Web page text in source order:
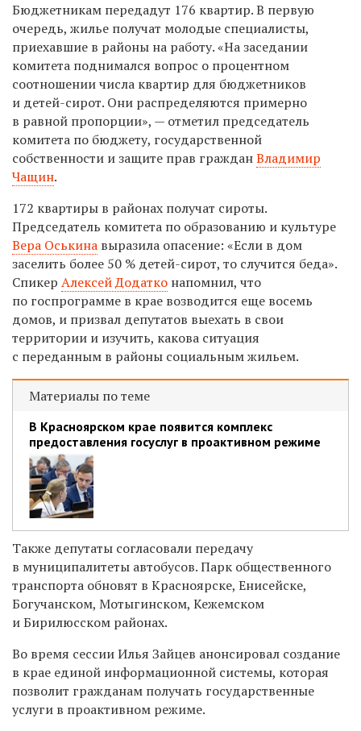
Бюджетникам передадут 176 квартир. В первую
очередь, жилье получат молодые специалисты,
приехавшие в районы на работу. «На заседании
комитета поднимался вопрос о процентном
соотношении числа квартир для бюджетников
и детей-сирот. Они распределяются примерно
в равной пропорции», — отметил председатель
комитета по бюджету, государственной
собственности и защите прав гражданВладимир
Чащин.
172 квартиры в районах получат сироты.
Председатель комитета по образованию и культуре
Вера Оськина выразила опасение: «Если в дом
заселить более 50 % детей-сирот, то случится беда».
Спикер Алексей Додатко напомнил, что
по госпрограмме в крае возводится еще восемь
домов, и призвал депутатов выехать в свои
территории и изучить, какова ситуация
с переданным в районы социальным жильем.
Материалы по теме
В Красноярском крае появится комплекс
предоставления госуслуг в проактивном режиме
Также депутаты согласовали передачу
в муниципалитеты автобусов. Парк общественного
транспорта обновят в Красноярске, Енисейске,
Богучанском, Мотыгинском, Кежемском
и Бирилюсском районах.
Во время сессии Илья Зайцев анонсировал создание
в крае единой информационной системы, которая
позволит гражданам получать государственные
услуги в проактивном режиме.